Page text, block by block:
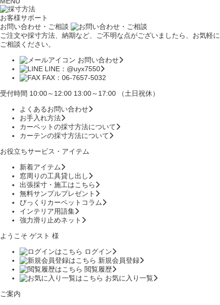
お客様サポート
お問い合わせ・ご相談
ご注文や採寸方法、納期など、ご不明な点がございましたら、お気軽に
ご相談ください。
お問い合わせ
LINE：@uyx7550
FAX：06-7657-5032
受付時間 10:00～12:00 13:00～17:00 （土日祝休）
よくあるお問い合わせ
お手入れ方法
カーペットの採寸方法について
カーテンの採寸方法について
お役立ちサービス・アイテム
新着アイテム
窓周りの工具貸し出し
出張採寸・施工はこちら
無料サンプルプレゼント
びっくりカーペットコラム
インテリア用語集
強力滑り止めネット
ようこそ ゲスト 様
ログイン
新規会員登録
閲覧履歴
お気に入り一覧
ご案内